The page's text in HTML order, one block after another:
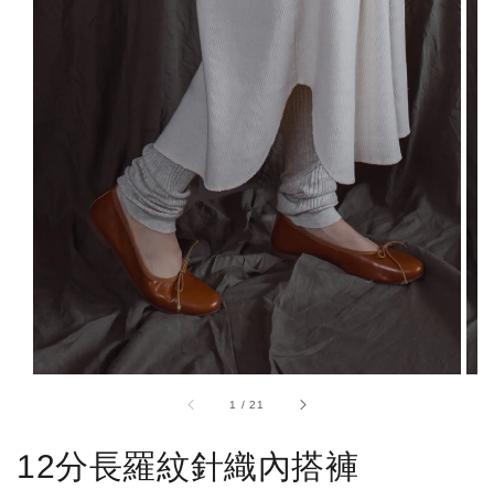
1 /21
12分長羅紋針織內搭褲